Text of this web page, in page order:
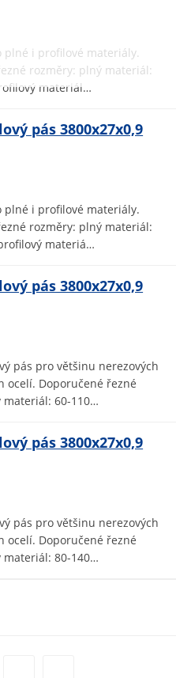
plné i profilové materiály.
rozměry: plný materiál:
materiál…
pás 3800x27x0,9
plné i profilové materiály.
rozměry: plný materiál:
materiá…
pás 3800x27x0,9
pás pro většinu nerezových
ocelí. Doporučené řezné
materiál: 60-110…
pás 3800x27x0,9
pás pro většinu nerezových
ocelí. Doporučené řezné
materiál: 80-140…